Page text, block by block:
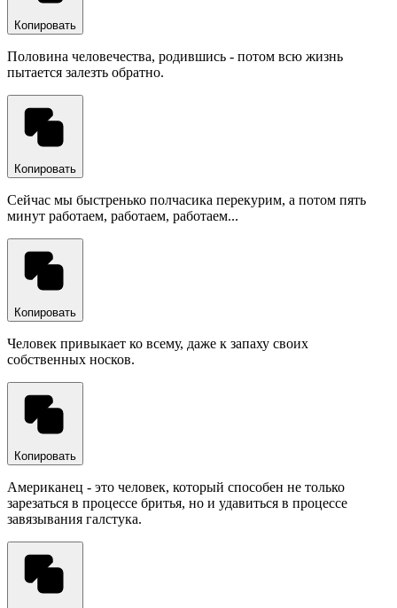
Копировать
Половина человечества, родившись - потом всю жизнь
пытается залезть обратно.
Копировать
Сейчас мы быстренько полчасика перекурим, а потом пять
минут работаем, работаем, работаем...
Копировать
Человек привыкает ко всему, даже к запаху своих
собственных носков.
Копировать
Американец - это человек, который способен не только
зарезаться в процессе бритья, но и удавиться в процессе
завязывания галстука.